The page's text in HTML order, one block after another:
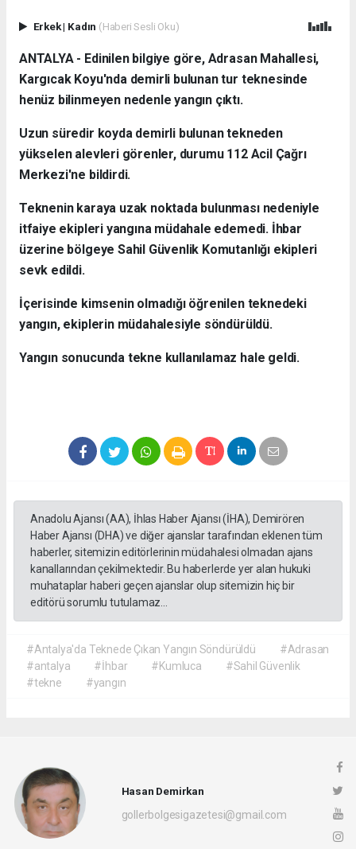
Erkek| Kadın (Haberi Sesli Oku)
ANTALYA - Edinilen bilgiye göre, Adrasan Mahallesi,
Kargıcak Koyu'nda demirli bulunan tur teknesinde
henüz bilinmeyen nedenle yangın çıktı.
Uzun süredir koyda demirli bulunan tekneden
yükselen alevleri görenler, durumu 112 Acil Çağrı
Merkezi'ne bildirdi.
Teknenin karaya uzak noktada bulunması nedeniyle
itfaiye ekipleri yangına müdahale edemedi. İhbar
üzerine bölgeye Sahil Güvenlik Komutanlığı ekipleri
sevk edildi.
İçerisinde kimsenin olmadığı öğrenilen teknedeki
yangın, ekiplerin müdahalesiyle söndürüldü.
Yangın sonucunda tekne kullanılamaz hale geldi.
Anadolu Ajansı (AA), İhlas Haber Ajansı (İHA), Demirören
Haber Ajansı (DHA) ve diğer ajanslar tarafından eklenen tüm
haberler, sitemizin editörlerinin müdahalesi olmadan ajans
kanallarından çekilmektedir. Bu haberlerde yer alan hukuki
muhataplar haberi geçen ajanslar olup sitemizin hiç bir
editörü sorumlu tutulamaz...
#Antalya'da Teknede Çıkan Yangın Söndürüldü
#Adrasan
#antalya
#İhbar #Kumluca
#Sahil Güvenlik
#tekne
#yangın
Hasan Demirkan
gollerbolgesigazetesi@gmail.com